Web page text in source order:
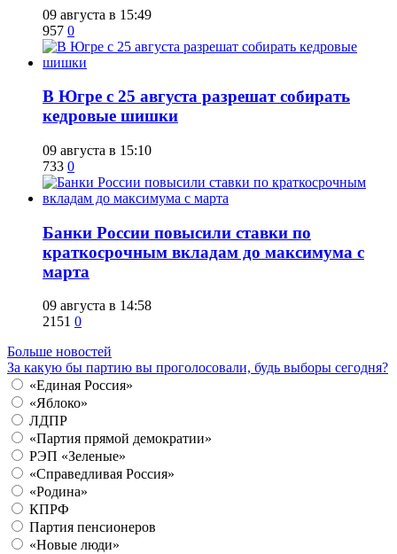
09 августа в 15:49
957 0
​В Югре с 25 августа разрешат собирать
кедровые шишки
09 августа в 15:10
733 0
​Банки России повысили ставки по
краткосрочным вкладам до максимума с
марта
09 августа в 14:58
2151 0
Больше новостей
За какую бы партию вы проголосовали, будь выборы сегодня?
«Единая Россия»
«Яблоко»
ЛДПР
«Партия прямой демократии»
РЭП «Зеленые»
«Справедливая Россия»
«Родина»
КПРФ
Партия пенсионеров
«Новые люди»